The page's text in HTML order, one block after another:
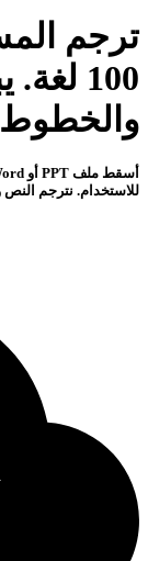
ترجم
100
والخطوط
للاستخدام. نترجم